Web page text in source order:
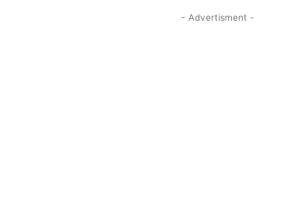
- Advertisment -